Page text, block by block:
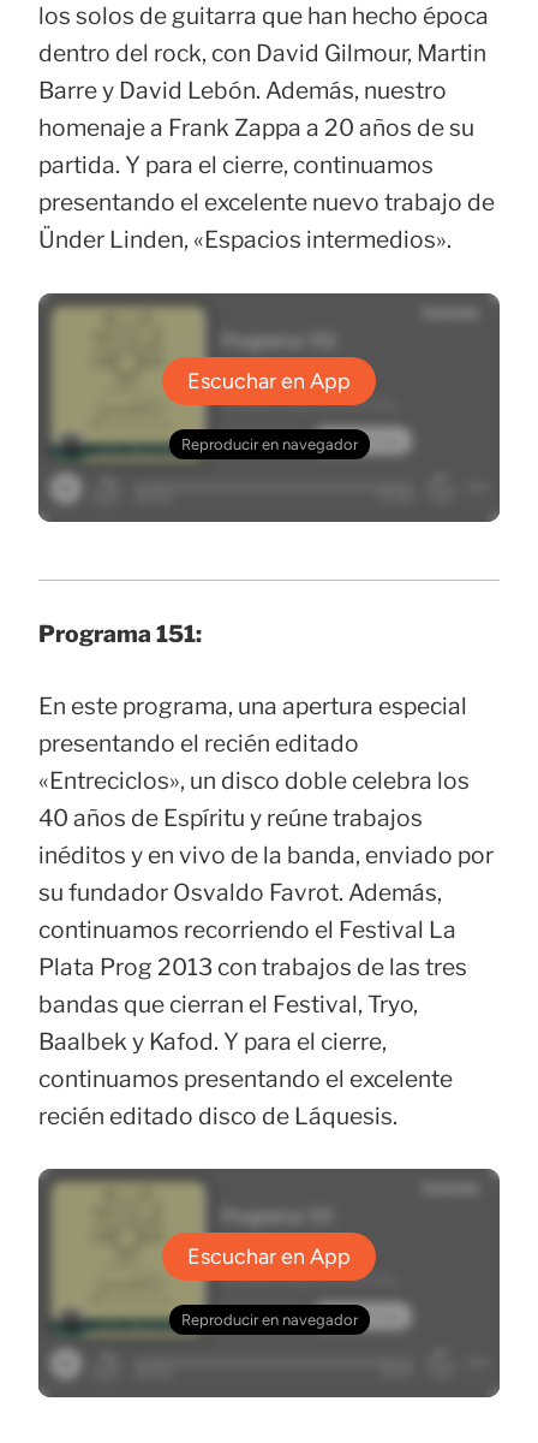
los solos de guitarra que han hecho época
dentro del rock, con David Gilmour, Martin
Barre y David Lebón. Además, nuestro
homenaje a Frank Zappa a 20 años de su
partida. Y para el cierre, continuamos
presentando el excelente nuevo trabajo de
Ünder Linden, «Espacios intermedios».
Programa 151:
En este programa, una apertura especial
presentando el recién editado
«Entreciclos», un disco doble celebra los
40 años de Espíritu y reúne trabajos
inéditos y en vivo de la banda, enviado por
su fundador Osvaldo Favrot. Además,
continuamos recorriendo el Festival La
Plata Prog 2013 con trabajos de las tres
bandas que cierran el Festival, Tryo,
Baalbek y Kafod. Y para el cierre,
continuamos presentando el excelente
recién editado disco de Láquesis.